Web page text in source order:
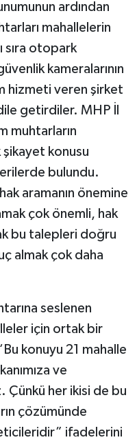
ardından
mahallelerin
sıra otopark
kameralarının
hizmeti veren şirket
getirdiler. MHP İl
muhtarların
şikayet konusu
bulundu.
aramanın önemine
çok önemli, hak
bu talepleri doğru
almak çok daha
seslenen
için ortak bir
konuyu 21 mahalle
ve
Çünkü her ikisi de bu
çözümünde
ifadelerini